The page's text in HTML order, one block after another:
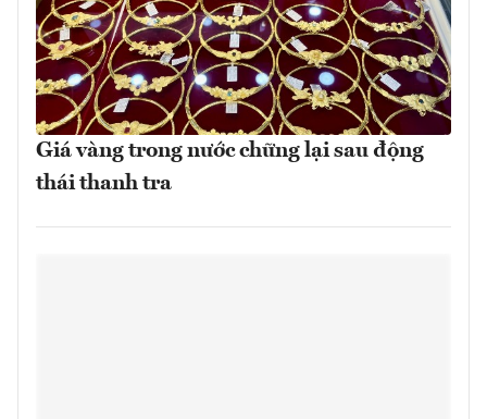
Giá vàng trong nước chững lại sau động
thái thanh tra